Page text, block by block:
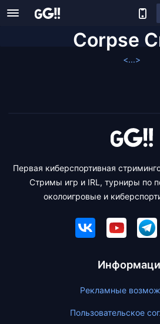
Corpse
<...>
Первая киберспортивная
Стримы игр и IRL, турниры по
околоигровые и
Рекламные
Пользовательское